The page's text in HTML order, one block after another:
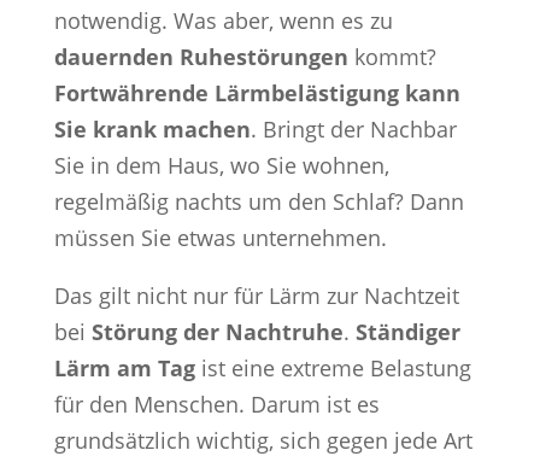
notwendig. Was aber, wenn es zu
dauernden Ruhestörungen kommt?
Fortwährende Lärmbelästigung kann
Sie krank machen. Bringt der Nachbar
Sie in dem Haus, wo Sie wohnen,
regelmäßig nachts um den Schlaf? Dann
müssen Sie etwas unternehmen.
Das gilt nicht nur für Lärm zur Nachtzeit
bei Störung der Nachtruhe. Ständiger
Lärm am Tagist eine extreme Belastung
für den Menschen. Darum ist es
grundsätzlich wichtig, sich gegen jede Art